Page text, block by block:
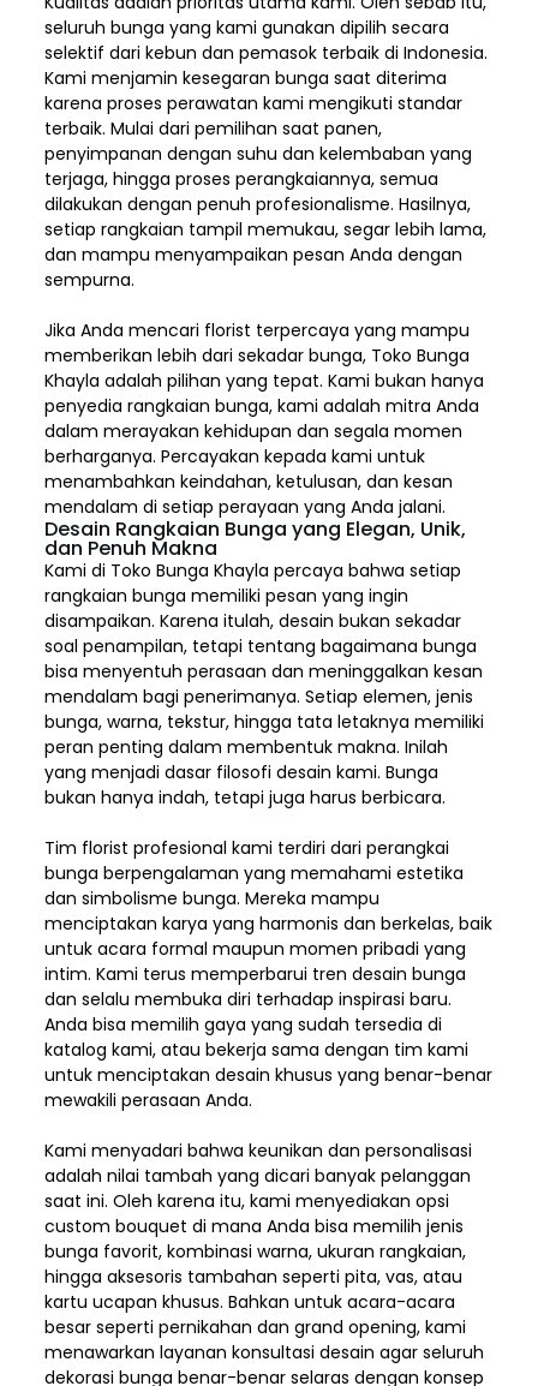
seluruh bunga yang kami gunakan dipilih secara
selektif dari kebun dan pemasok terbaik di Indonesia.
Kami menjamin kesegaran bunga saat diterima
karena proses perawatan kami mengikuti standar
terbaik. Mulai dari pemilihan saat panen,
penyimpanan dengan suhu dan kelembaban yang
terjaga, hingga proses perangkaiannya, semua
dilakukan dengan penuh profesionalisme. Hasilnya,
setiap rangkaian tampil memukau, segar lebih lama,
dan mampu menyampaikan pesan Anda dengan
sempurna.
Jika Anda mencari florist terpercaya yang mampu
memberikan lebih dari sekadar bunga, Toko Bunga
Khayla adalah pilihan yang tepat. Kami bukan hanya
penyedia rangkaian bunga, kami adalah mitra Anda
dalam merayakan kehidupan dan segala momen
berharganya. Percayakan kepada kami untuk
menambahkan keindahan, ketulusan, dan kesan
mendalam di setiap perayaan yang Anda jalani.
Desain Rangkaian Bunga yang Elegan, Unik,
dan Penuh Makna
Kami di Toko Bunga Khayla percaya bahwa setiap
rangkaian bunga memiliki pesan yang ingin
disampaikan. Karena itulah, desain bukan sekadar
soal penampilan, tetapi tentang bagaimana bunga
bisa menyentuh perasaan dan meninggalkan kesan
mendalam bagi penerimanya. Setiap elemen, jenis
bunga, warna, tekstur, hingga tata letaknya memiliki
peran penting dalam membentuk makna. Inilah
yang menjadi dasar filosofi desain kami. Bunga
bukan hanya indah, tetapi juga harus berbicara.
Tim florist profesional kami terdiri dari perangkai
bunga berpengalaman yang memahami estetika
dan simbolisme bunga. Mereka mampu
menciptakan karya yang harmonis dan berkelas, baik
untuk acara formal maupun momen pribadi yang
intim. Kami terus memperbarui tren desain bunga
dan selalu membuka diri terhadap inspirasi baru.
Anda bisa memilih gaya yang sudah tersedia di
katalog kami, atau bekerja sama dengan tim kami
untuk menciptakan desain khusus yang benar-benar
mewakili perasaan Anda.
Kami menyadari bahwa keunikan dan personalisasi
adalah nilai tambah yang dicari banyak pelanggan
saat ini. Oleh karena itu, kami menyediakan opsi
custom bouquet di mana Anda bisa memilih jenis
bunga favorit, kombinasi warna, ukuran rangkaian,
hingga aksesoris tambahan seperti pita, vas, atau
kartu ucapan khusus. Bahkan untuk acara-acara
besar seperti pernikahan dan grand opening, kami
menawarkan layanan konsultasi desain agar seluruh
dekorasi bunga benar-benar selaras dengan konsep